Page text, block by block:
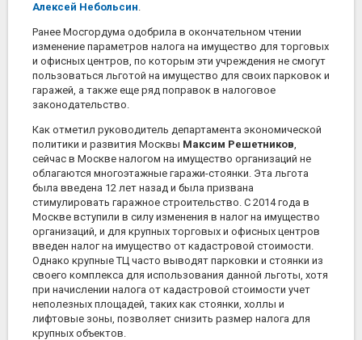
Алексей Небольсин.
Ранее Мосгордума одобрила в окончательном чтении
изменение параметров налога на имущество для торговых
и офисных центров, по которым эти учреждения не смогут
пользоваться льготой на имущество для своих парковок и
гаражей, а также еще ряд поправок в налоговое
законодательство.
Как отметил руководитель департамента экономической
политики и развития Москвы Максим Решетников,
сейчас в Москве налогом на имущество организаций не
облагаются многоэтажные гаражи-стоянки. Эта льгота
была введена 12 лет назад и была призвана
стимулировать гаражное строительство. С 2014 года в
Москве вступили в силу изменения в налог на имущество
организаций, и для крупных торговых и офисных центров
введен налог на имущество от кадастровой стоимости.
Однако крупные ТЦ часто выводят парковки и стоянки из
своего комплекса для использования данной льготы, хотя
при начислении налога от кадастровой стоимости учет
неполезных площадей, таких как стоянки, холлы и
лифтовые зоны, позволяет снизить размер налога для
крупных объектов.